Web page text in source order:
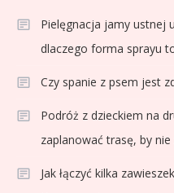
Pielęgnacja jamy ustnej
dlaczego forma sprayu
Czy spanie z psem jest
Podróż z dzieckiem na
zaplanować trasę, by
Jak łączyć kilka